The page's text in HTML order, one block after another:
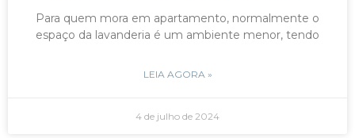
Para quem mora em apartamento, normalmente o
espaço da lavanderia é um ambiente menor, tendo
LEIA AGORA »
4 de julho de 2024